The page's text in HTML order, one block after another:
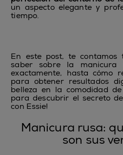
un aspecto elegante y
tiempo.
En este post, te contamos
saber sobre la manicura
exactamente, hasta cómo
para obtener resultados
belleza en la comodidad
para descubrir el secreto
con Essie!
Manicura rusa:
son sus